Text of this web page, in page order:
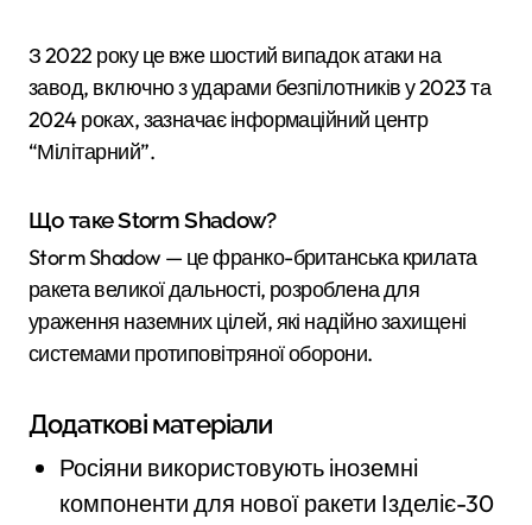
З 2022 року це вже шостий випадок атаки на
завод, включно з ударами безпілотників у 2023 та
2024 роках, зазначає інформаційний центр
“Мілітарний”.
Що таке Storm Shadow?
Storm Shadow — це франко-британська крилата
ракета великої дальності, розроблена для
ураження наземних цілей, які надійно захищені
системами протиповітряної оборони.
Додаткові матеріали
Росіяни використовують іноземні
компоненти для нової ракети Ізделіє-30